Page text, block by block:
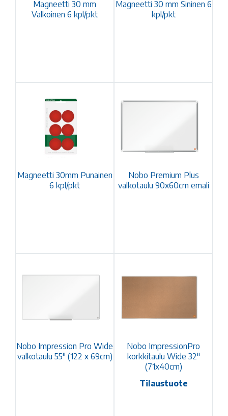
Magneetti 30 mm
Valkoinen 6 kpl/pkt
Magneetti 30 mm Sininen 6
kpl/pkt
Magneetti 30mm Punainen
6 kpl/pkt
Nobo Premium Plus
valkotaulu 90x60cm emali
Nobo Impression Pro Wide
valkotaulu 55" (122 x 69cm)
Nobo ImpressionPro
korkkitaulu Wide 32"
(71x40cm)
Tilaustuote